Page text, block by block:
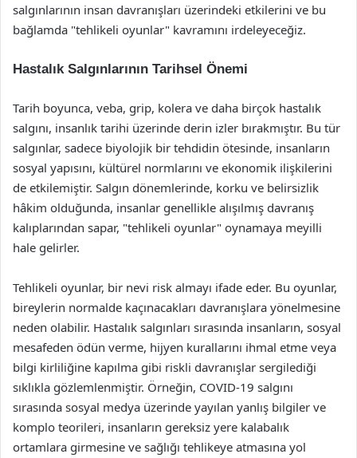
salgınlarının insan davranışları üzerindeki etkilerini ve bu
bağlamda "tehlikeli oyunlar" kavramını irdeleyeceğiz.
Hastalık Salgınlarının Tarihsel Önemi
Tarih boyunca, veba, grip, kolera ve daha birçok hastalık
salgını, insanlık tarihi üzerinde derin izler bırakmıştır. Bu tür
salgınlar, sadece biyolojik bir tehdidin ötesinde, insanların
sosyal yapısını, kültürel normlarını ve ekonomik ilişkilerini
de etkilemiştir. Salgın dönemlerinde, korku ve belirsizlik
hâkim olduğunda, insanlar genellikle alışılmış davranış
kalıplarından sapar, "tehlikeli oyunlar" oynamaya meyilli
hale gelirler.
Tehlikeli oyunlar, bir nevi risk almayı ifade eder. Bu oyunlar,
bireylerin normalde kaçınacakları davranışlara yönelmesine
neden olabilir. Hastalık salgınları sırasında insanların, sosyal
mesafeden ödün verme, hijyen kurallarını ihmal etme veya
bilgi kirliliğine kapılma gibi riskli davranışlar sergilediği
sıklıkla gözlemlenmiştir. Örneğin, COVID-19 salgını
sırasında sosyal medya üzerinde yayılan yanlış bilgiler ve
komplo teorileri, insanların gereksiz yere kalabalık
ortamlara girmesine ve sağlığı tehlikeye atmasına yol